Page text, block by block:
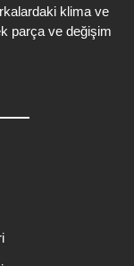
klima ve
parça ve değişim